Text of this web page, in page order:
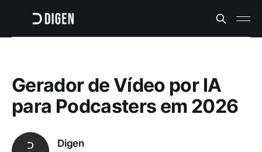
Gerador de Vídeo por IA
para Podcasters em 2026
Digen